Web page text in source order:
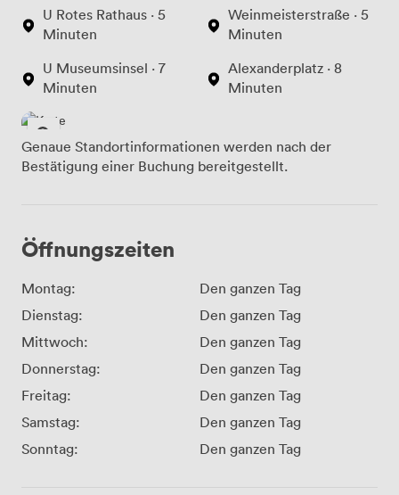
U Rotes Rathaus · 5
Minuten
U Museumsinsel · 7
Minuten
Weinmeisterstraße · 5
Minuten
Alexanderplatz · 8
Minuten
Genaue Standortinformationen werden nach der
Bestätigung einer Buchung bereitgestellt.
Öffnungszeiten
Montag:
Den ganzen Tag
Dienstag:
Den ganzen Tag
Mittwoch:
Den ganzen Tag
Donnerstag:
Den ganzen Tag
Freitag:
Den ganzen Tag
Samstag:
Den ganzen Tag
Sonntag:
Den ganzen Tag